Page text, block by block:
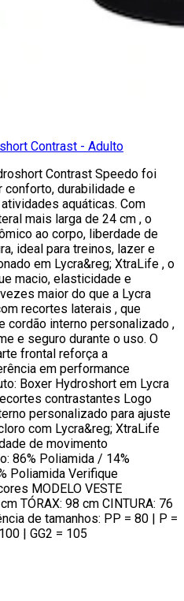
Contrast - Adulto
Contrast Speedo foi
durabilidade e
aquáticas. Com
mais larga de 24 cm , o
ao corpo, liberdade de
ideal para treinos, lazer e
em Lycra&reg; XtraLife , o
macio, elasticidade e
maior do que a Lycra
recortes laterais , que
cordão interno personalizado ,
e seguro durante o uso. O
frontal reforça a
em performance
Boxer Hydroshort em Lycra
contrastantes Logo
personalizado para ajuste
com Lycra&reg; XtraLife
de movimento
86% Poliamida / 14%
Poliamida Verifique
MODELO VESTE
TÓRAX: 98 cm CINTURA: 76
de tamanhos: PP = 80 | P =
| GG2 = 105